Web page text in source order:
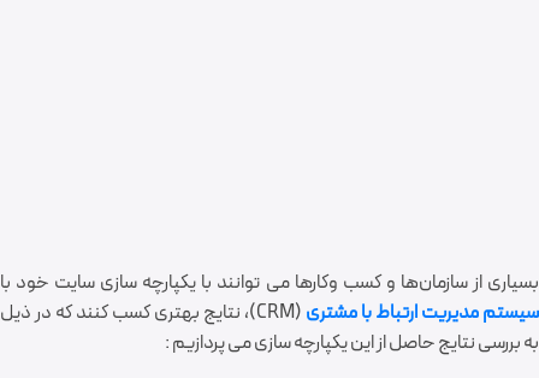
بسیاری از سازمان‌ها و کسب وکارها می توانند با یکپارچه سازی سایت خود با
سیستم مدیریت ارتباط با مشتری
(CRM)، نتایج بهتری کسب کنند که در ذیل
به بررسی نتایج حاصل از این یکپارچه سازی می پردازیم :